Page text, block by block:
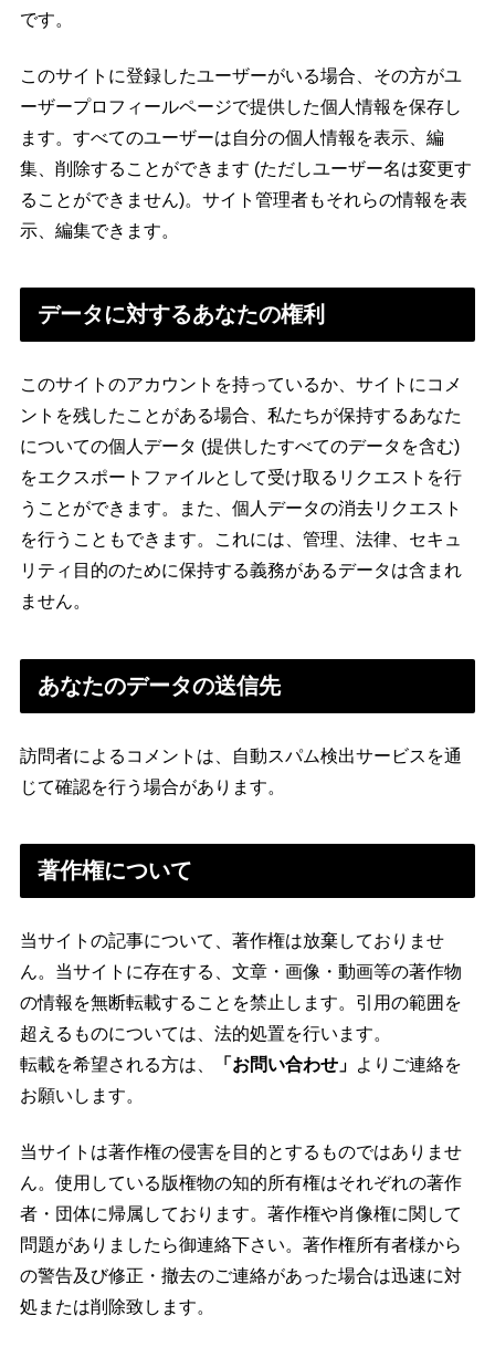
です。
このサイトに登録したユーザーがいる場合、その方がユ
ーザープロフィールページで提供した個人情報を保存し
ます。すべてのユーザーは自分の個人情報を表示、編
集、削除することができます (ただしユーザー名は変更す
ることができません)。サイト管理者もそれらの情報を表
示、編集できます。
データに対するあなたの権利
このサイトのアカウントを持っているか、サイトにコメ
ントを残したことがある場合、私たちが保持するあなた
についての個人データ (提供したすべてのデータを含む)
をエクスポートファイルとして受け取るリクエストを行
うことができます。また、個人データの消去リクエスト
を行うこともできます。これには、管理、法律、セキュ
リティ目的のために保持する義務があるデータは含まれ
ません。
あなたのデータの送信先
訪問者によるコメントは、自動スパム検出サービスを通
じて確認を行う場合があります。
著作権について
当サイトの記事について、著作権は放棄しておりませ
ん。当サイトに存在する、文章・画像・動画等の著作物
の情報を無断転載することを禁止します。引用の範囲を
超えるものについては、法的処置を行います。
転載を希望される方は、
「お問い合わせ」 よりご連絡を
お願いします。
当サイトは著作権の侵害を目的とするものではありませ
ん。使用している版権物の知的所有権はそれぞれの著作
者・団体に帰属しております。著作権や肖像権に関して
問題がありましたら御連絡下さい。著作権所有者様から
の警告及び修正・撤去のご連絡があった場合は迅速に対
処または削除致します。